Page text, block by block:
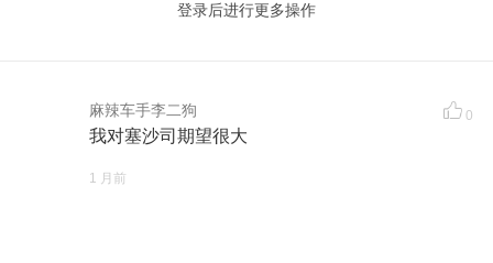
登录后进行更多操作
麻辣车手李二狗 0
我对塞沙司期望很大
1 月前